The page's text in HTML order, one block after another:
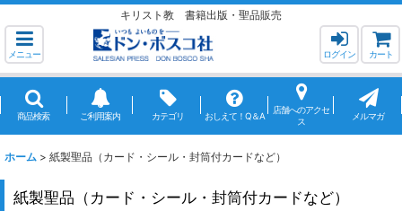
キリスト教 書籍出版・聖品販売
メニュー ログイン カート
商品検索 ご利用案内 カテゴリ おしえて！Q＆A
店舗へのアクセ
ス
メルマガ
ホーム > 紙製聖品（カード・シール・封筒付カードなど）
紙製聖品（カード・シール・封筒付カードなど）